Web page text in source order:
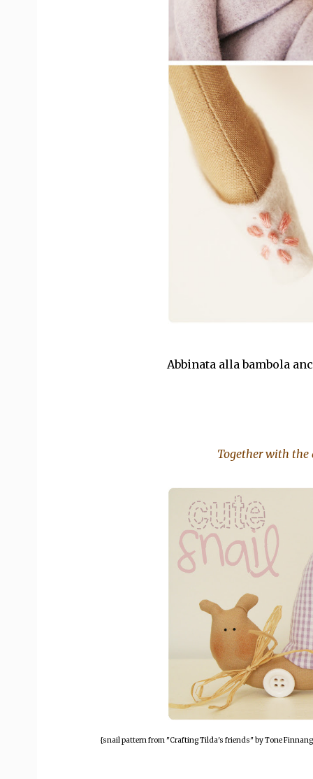
Abbinata alla bambola
Together with the
{snail pattern from "Crafting Tilda's friends" by Tone